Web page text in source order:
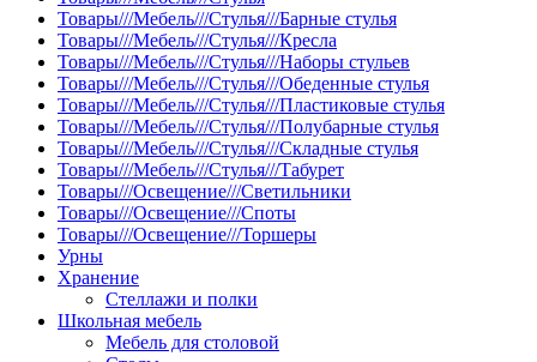
Товары///Мебель///Стулья///Барные стулья
Товары///Мебель///Стулья///Кресла
Товары///Мебель///Стулья///Наборы стульев
Товары///Мебель///Стулья///Обеденные стулья
Товары///Мебель///Стулья///Пластиковые стулья
Товары///Мебель///Стулья///Полубарные стулья
Товары///Мебель///Стулья///Складные стулья
Товары///Мебель///Стулья///Табурет
Товары///Освещение///Светильники
Товары///Освещение///Споты
Товары///Освещение///Торшеры
Урны
Хранение
Стеллажи и полки
Школьная мебель
Мебель для столовой